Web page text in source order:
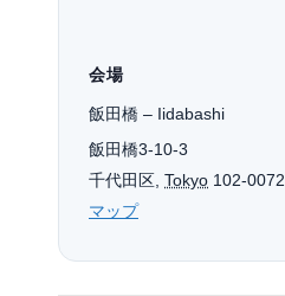
会場
飯田橋 – Iidabashi
飯田橋3-10-3
千代田区 Tokyo 102-0072
マップ